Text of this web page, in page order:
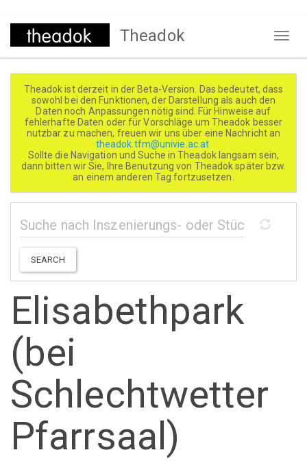
Direkt
Theadok
Theadok ist derzeit in der Beta-Version. Das bedeutet, dass
sowohl bei den Funktionen, der Darstellung als auch den
Daten noch Anpassungen nötig sind. Für Hinweise auf
fehlerhafte Daten oder für Vorschläge um Theadok besser
nutzbar zu machen, freuen wir uns über eine Nachricht an
theadok.tfm@univie.ac.at
Sollte die Navigation und Suche in Theadok langsam sein,
dann bitten wir Sie, Ihre Benutzung von Theadok später bzw.
an einem anderen Tag fortzusetzen.
SEARCH
Elisabethpark
(bei
Schlechtwetter
Pfarrsaal)